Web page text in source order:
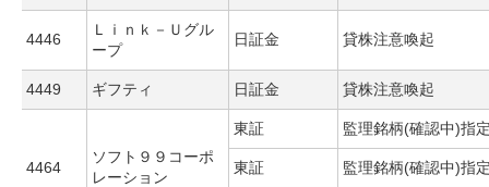
4446
Ｌｉｎｋ－Ｕグル
ープ
日証金 貸株注意喚起
4449 ギフティ 日証金 貸株注意喚起
4464
ソフト９９コーポ
レーション
東証 監理銘柄(確認中)指
東証 監理銘柄(確認中)指